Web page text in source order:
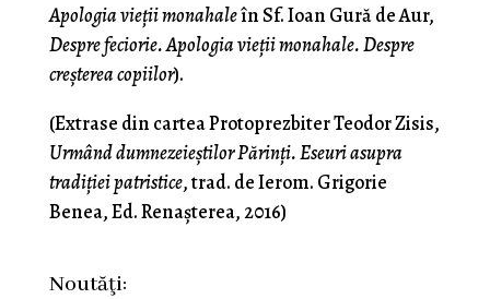
Apologia vieții monahaleîn Sf. Ioan Gură de Aur,
Despre feciorie. Apologia vieții monahale. Despre
creșterea copiilor).
(Extrase din cartea Protoprezbiter Teodor Zisis,
Urmând dumnezeieștilor Părinți. Eseuri asupra
tradiției patristice, trad. de Ierom. Grigorie
Benea, Ed. Renașterea, 2016)
Noutăţi: